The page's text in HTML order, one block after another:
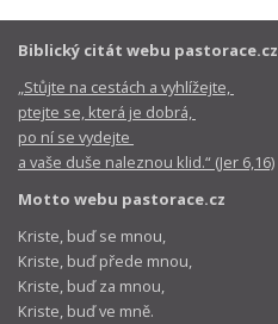
Biblický citát webu pastorace.cz
„Stůjte na cestách a vyhlížejte,
ptejte se, která je dobrá,
po ní se vydejte
a vaše duše naleznou klid.“ (Jer 6,16)
Motto webu pastorace.cz
Kriste, buď se mnou,
Kriste, buď přede mnou,
Kriste, buď za mnou,
Kriste, buď ve mně.